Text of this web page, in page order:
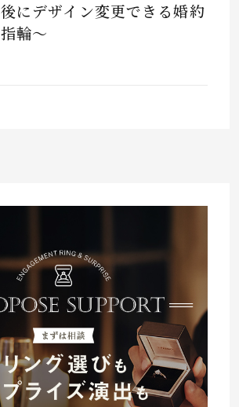
後にデザイン変更できる婚約
指輪～